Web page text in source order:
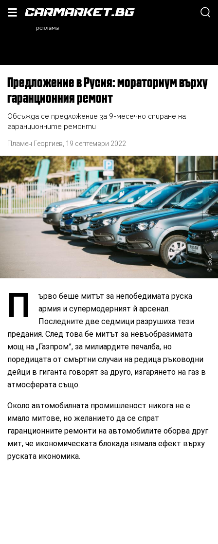
Предложение в Русия: мораториум върху
гаранционния ремонт
Обсъжда се предложение за 9-месечно спиране на
гаранционните ремонти
Пламен Георгиев 19 септември 2022
iStock
П
ърво беше митът за непобедимата руска
армия и супермодерният й арсенал.
Последните две седмици разрушиха тези
предания. След това бе митът за невъобразимата
мощ на „Газпром”, за милиардите печалба, но
поредицата от смъртни случаи на редица ръководни
дейци в гиганта говорят за друго, изгарянето на газ в
атмосферата също.
Около автомобилната промишленост никога не е
имало митове, но желанието да се спрат
гаранционните ремонти на автомобилите оборва друг
мит, че икономическата блокада нямала ефект върху
руската икономика.